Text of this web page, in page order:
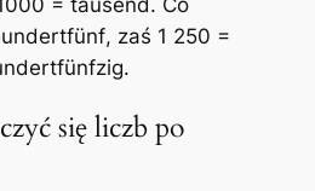
, zaś 1 250 =
.
się liczb po